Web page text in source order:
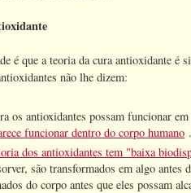
é que a teoria da cura antioxidante é
não lhe dizem:
os antioxidantes possam funcionar
funcionar dentro do corpo humano .
dos antioxidantes tem "baixa
são transformados em algo antes
do corpo antes que eles possam